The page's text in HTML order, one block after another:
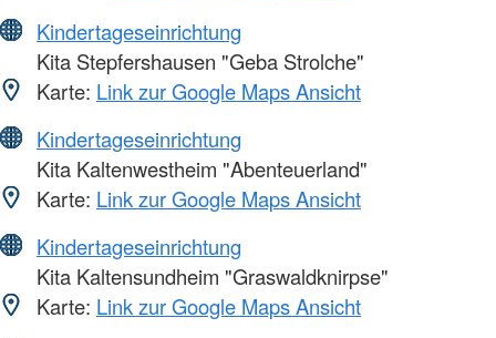
Kindertageseinrichtung
Kita Stepfershausen "Geba Strolche"
Karte: Link zur Google Maps Ansicht
Kindertageseinrichtung
Kita Kaltenwestheim "Abenteuerland"
Karte: Link zur Google Maps Ansicht
Kindertageseinrichtung
Kita Kaltensundheim "Graswaldknirpse"
Karte: Link zur Google Maps Ansicht